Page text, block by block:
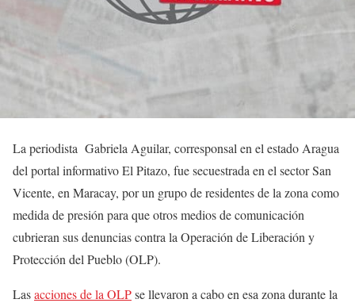
La periodista Gabriela Aguilar, corresponsal en el estado Aragua
del portal informativo El Pitazo, fue secuestrada en el sector San
Vicente, en Maracay, por un grupo de residentes de la zona como
medida de presión para que otros medios de comunicación
cubrieran sus denuncias contra la Operación de Liberación y
Protección del Pueblo (OLP).
Lasacciones de la OLPse llevaron a cabo en esa zona durante la